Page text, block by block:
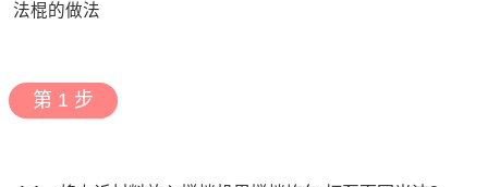
法棍的做法
第 1 步